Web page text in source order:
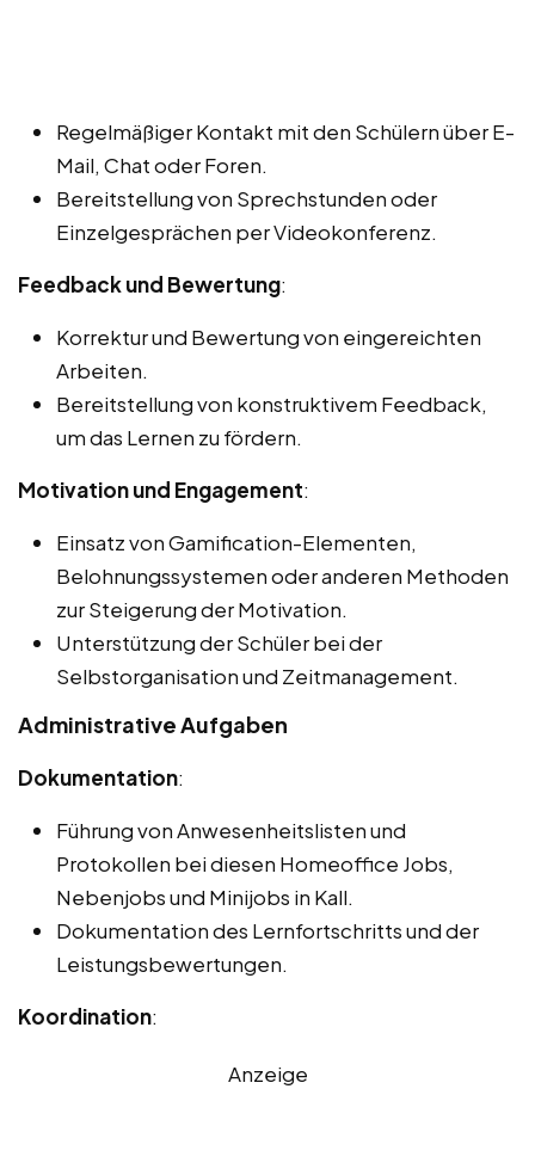
Regelmäßiger Kontakt mit den Schülern über E-
Mail, Chat oder Foren.
Bereitstellung von Sprechstunden oder
Einzelgesprächen per Videokonferenz.
Feedback und Bewertung:
Korrektur und Bewertung von eingereichten
Arbeiten.
Bereitstellung von konstruktivem Feedback,
um das Lernen zu fördern.
Motivation und Engagement:
Einsatz von Gamification-Elementen,
Belohnungssystemen oder anderen Methoden
zur Steigerung der Motivation.
Unterstützung der Schüler bei der
Selbstorganisation und Zeitmanagement.
Administrative Aufgaben
Dokumentation:
Führung von Anwesenheitslisten und
Protokollen bei diesen Homeoffice Jobs,
Nebenjobs und Minijobs in Kall.
Dokumentation des Lernfortschritts und der
Leistungsbewertungen.
Koordination:
Anzeige